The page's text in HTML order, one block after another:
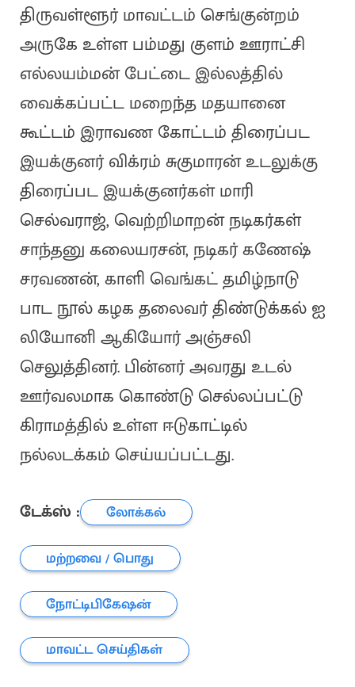
திருவள்ளூர் மாவட்டம் செங்குன்றம்
அருகே உள்ள பம்மது குளம் ஊராட்சி
எல்லயம்மன் பேட்டை இல்லத்தில்
வைக்கப்பட்ட மறைந்த மதயானை
கூட்டம் இராவண கோட்டம் திரைப்பட
இயக்குனர் விக்ரம் சுகுமாரன் உடலுக்கு
திரைப்பட இயக்குனர்கள் மாரி
செல்வராஜ், வெற்றிமாறன் நடிகர்கள்
சாந்தனு கலையரசன், நடிகர் கணேஷ்
சரவணன், காளி வெங்கட் தமிழ்நாடு
பாட நூல் கழக தலைவர் திண்டுக்கல் ஐ
லியோனி ஆகியோர் அஞ்சலி
செலுத்தினர். பின்னர் அவரது உடல்
ஊர்வலமாக கொண்டு செல்லப்பட்டு
கிராமத்தில் உள்ள ஈடுகாட்டில்
நல்லடக்கம் செய்யப்பட்டது.
டேக்ஸ் :
லோக்கல்
மற்றவை / பொது
நோட்டிபிகேஷன்
மாவட்ட செய்திகள்